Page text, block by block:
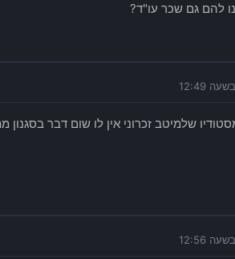
להם גם שכר עו"ד?
שלמיטב זכרוני אין לו שום דבר